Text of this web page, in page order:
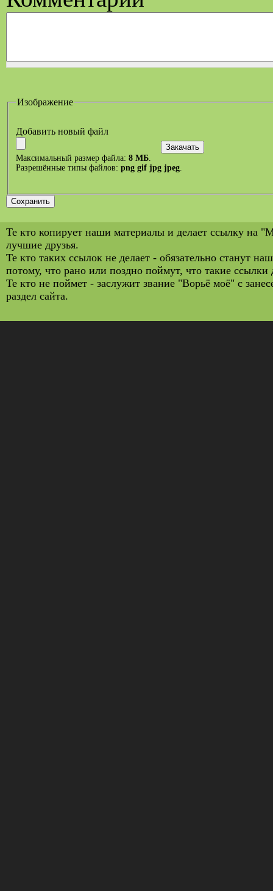
Изображение
Добавить новый файл
Максимальный размер файла: 8 МБ
Разрешённые типы файлов: png gif jpg jpeg
Те кто копирует наши материалы и делает ссылку на
лучшие друзья.
Те кто таких ссылок не делает - обязательно станут
потому, что рано или поздно поймут, что такие ссылки
Те кто не поймет - заслужит звание "Ворьё моё" с
раздел сайта.